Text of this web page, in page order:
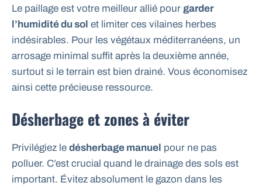
Le paillage est votre meilleur allié pour garder
l’humidité du sol et limiter ces vilaines herbes
indésirables. Pour les végétaux méditerranéens, un
arrosage minimal suffit après la deuxième année,
surtout si le terrain est bien drainé. Vous économisez
ainsi cette précieuse ressource.
Désherbage et zones à éviter
Privilégiez le désherbage manuel pour ne pas
polluer. C’est crucial quand le drainage des sols est
important. Évitez absolument le gazon dans les